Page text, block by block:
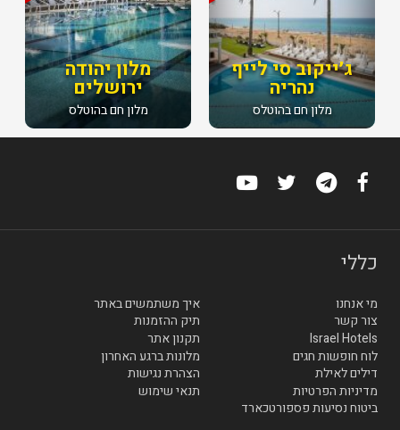
מלון יהודה
ירושלים
מלון חם בהוטלס
ג׳ייקוב סי לייף
נהריה
מלון חם בהוטלס
כללי
מי אנחנו
איך משתמשים באתר
צור קשר
תיק ההזמנות
Israel Hotels
תקנון אתר
לוח חופשות חגים
מלונות ברגע האחרון
דילים לאילת
הצהרת נגישות
מדיניות הפרטיות
תנאי שימוש
ביטוח נסיעות פספורטכארד